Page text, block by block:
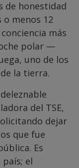
de honestidad
menos 12
más
polar —
uno de los
la tierra.
del TSE,
dejar
que fue
Es
el